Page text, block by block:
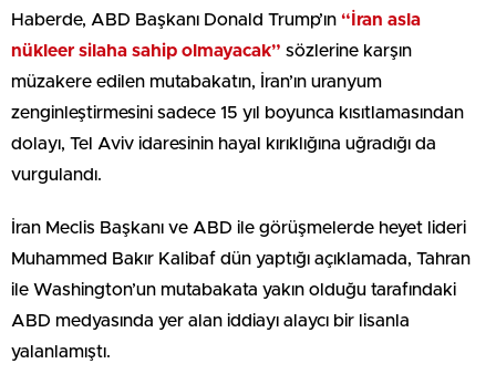
Haberde, ABD Başkanı Donald Trump’ın “İran asla
nükleer silaha sahip olmayacak” sözlerine karşın
müzakere edilen mutabakatın, İran’ın uranyum
zenginleştirmesini sadece 15 yıl boyunca kısıtlamasından
dolayı, Tel Aviv idaresinin hayal kırıklığına uğradığı da
vurgulandı.
İran Meclis Başkanı ve ABD ile görüşmelerde heyet lideri
Muhammed Bakır Kalibaf dün yaptığı açıklamada, Tahran
ile Washington’un mutabakata yakın olduğu tarafındaki
ABD medyasında yer alan iddiayı alaycı bir lisanla
yalanlamıştı.